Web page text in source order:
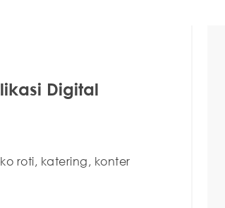
Digital
roti, katering, konter